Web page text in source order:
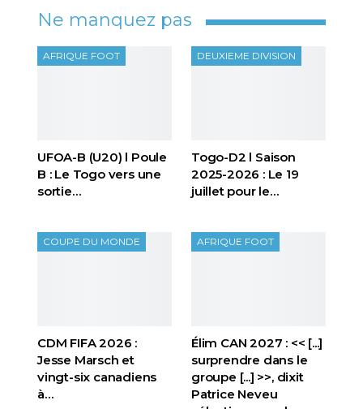
Ne manquez pas
AFRIQUE FOOT
UFOA-B (U20) l Poule
B : Le Togo vers une
sortie…
DEUXIEME DIVISION
Togo-D2 l Saison
2025-2026 : Le 19
juillet pour le…
COUPE DU MONDE
CDM FIFA 2026 :
Jesse Marsch et
vingt-six canadiens
à…
AFRIQUE FOOT
Élim CAN 2027 : << [...]
surprendre dans le
groupe [...] >>, dixit
Patrice Neveu